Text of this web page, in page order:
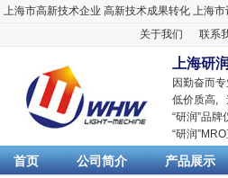
上海市高新技术企业 高新技术成果转化 上海市
关于我们
联系
上海研
因勤奋而
低价质高,
“研润”品牌
“研润
首页 公司简介 产品展示